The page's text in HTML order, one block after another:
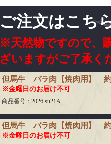
ご注文はこち
※天然物ですので、
ざいますがご了承く
但馬牛 バラ肉【焼肉用】 約
※金曜日のお届け不可
商品番号：2026-su21A
但馬牛 バラ肉【焼肉用】 約
※金曜日のお届け不可